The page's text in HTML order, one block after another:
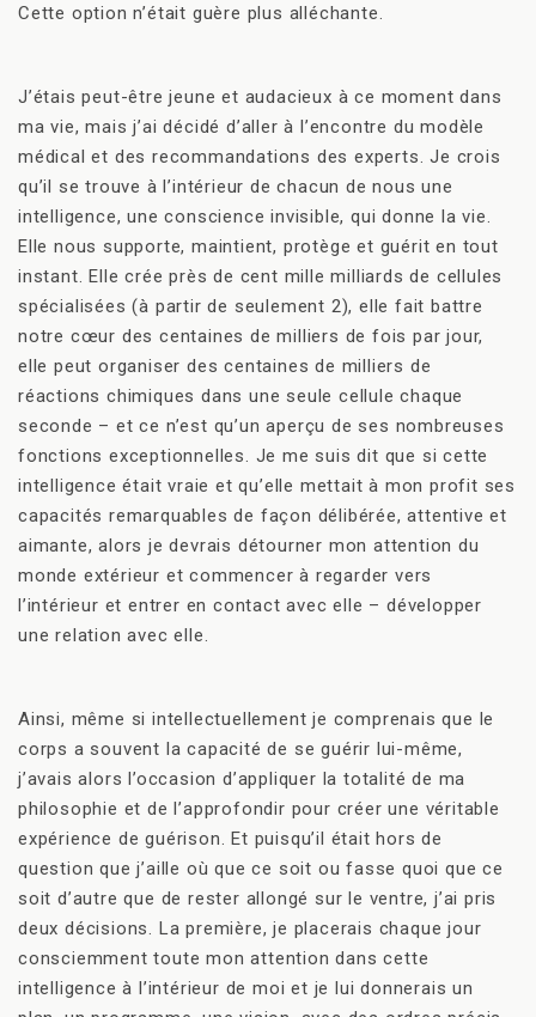
Cette option n’était guère plus alléchante.
J’étais peut-être jeune et audacieux à ce moment dans
ma vie, mais j’ai décidé d’aller à l’encontre du modèle
médical et des recommandations des experts. Je crois
qu’il se trouve à l’intérieur de chacun de nous une
intelligence, une conscience invisible, qui donne la vie.
Elle nous supporte, maintient, protège et guérit en tout
instant. Elle crée près de cent mille milliards de cellules
spécialisées (à partir de seulement 2), elle fait battre
notre cœur des centaines de milliers de fois par jour,
elle peut organiser des centaines de milliers de
réactions chimiques dans une seule cellule chaque
seconde – et ce n’est qu’un aperçu de ses nombreuses
fonctions exceptionnelles. Je me suis dit que si cette
intelligence était vraie et qu’elle mettait à mon profit ses
capacités remarquables de façon délibérée, attentive et
aimante, alors je devrais détourner mon attention du
monde extérieur et commencer à regarder vers
l’intérieur et entrer en contact avec elle – développer
une relation avec elle.
Ainsi, même si intellectuellement je comprenais que le
corps a souvent la capacité de se guérir lui-même,
j’avais alors l’occasion d’appliquer la totalité de ma
philosophie et de l’approfondir pour créer une véritable
expérience de guérison. Et puisqu’il était hors de
question que j’aille où que ce soit ou fasse quoi que ce
soit d’autre que de rester allongé sur le ventre, j’ai pris
deux décisions. La première, je placerais chaque jour
consciemment toute mon attention dans cette
intelligence à l’intérieur de moi et je lui donnerais un